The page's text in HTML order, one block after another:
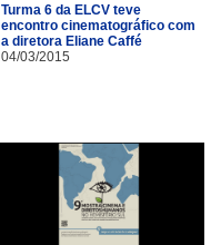
Turma 6 da ELCV teve
encontro cinematográfico com
a diretora Eliane Caffé
04/03/2015